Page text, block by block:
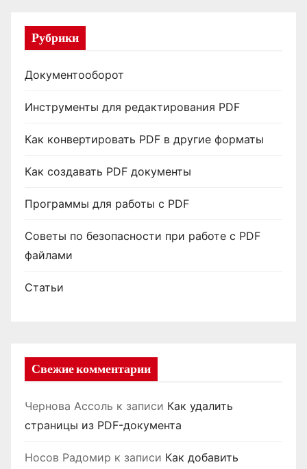
Рубрики
Документооборот
Инструменты для редактирования PDF
Как конвертировать PDF в другие форматы
Как создавать PDF документы
Программы для работы с PDF
Советы по безопасности при работе с PDF
файлами
Статьи
Свежие комментарии
Чернова Ассоль к записи Как удалить
страницы из PDF-документа
Носов Радомир к записи Как добавить